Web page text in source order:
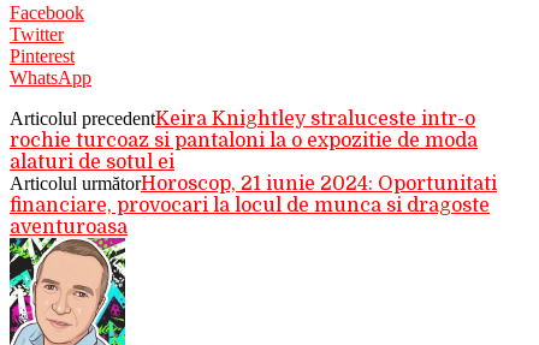
Facebook
Twitter
Pinterest
WhatsApp
Articolul precedentKeira Knightley straluceste intr-o
rochie turcoaz si pantaloni la o expozitie de moda
alaturi de sotul ei
Articolul următorHoroscop, 21 iunie 2024: Oportunitati
financiare, provocari la locul de munca si dragoste
aventuroasa